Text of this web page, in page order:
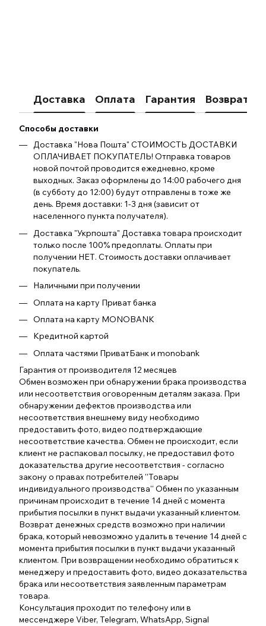
Доставка Оплата Гарантия Возврат
Способы доставки
Доставка "Нова Пошта" СТОИМОСТЬ ДОСТАВКИ
ОПЛАЧИВАЕТ ПОКУПАТЕЛЬ! Отправка товаров
новой почтой проводится ежедневно, кроме
выходных. Заказ оформлены до 14:00 рабочего дня
(в субботу до 12:00) будут отправлены в тоже же
день. Время доставки: 1-3 дня (зависит от
населенного пункта получателя).
Доставка "Укрпошта" Доставка товара происходит
только после 100% предоплаты. Оплаты при
получении НЕТ. Стоимость доставки оплачивает
покупатель.
Наличными при получении
Оплата на карту Приват банка
Оплата на карту MONOBANK
Кредитной картой
Оплата частями ПриватБанк и monobank
Гарантия от производителя 12 месяцев
Обмен возможен при обнаружении брака производства
или несоответствия оговоренным деталям заказа. При
обнаружении дефектов производства или
несоответствия внешнему виду необходимо
предоставить фото, видео подтверждающие
несоответствие качества. Обмен не происходит, если
клиент не распаковал посылку, не предоставил фото
доказательства другие несоответствия - согласно
закону о правах потребителей ''Товары
индивидуального производства'' Обмен по указанным
причинам происходит в течение 14 дней с момента
прибытия посылки в пункт выдачи указанный клиентом.
Возврат денежных средств возможно при наличии
брака, который невозможно удалить в течение 14 дней с
момента прибытия посылки в пункт выдачи указанный
клиентом. При возвращении необходимо обратиться к
менеджеру и предоставить фото, видео доказательства
брака или несоответствия заявленным параметрам
товара.
Консультация проходит по телефону или в
мессенджере Viber, Telegram, WhatsApp, Signal